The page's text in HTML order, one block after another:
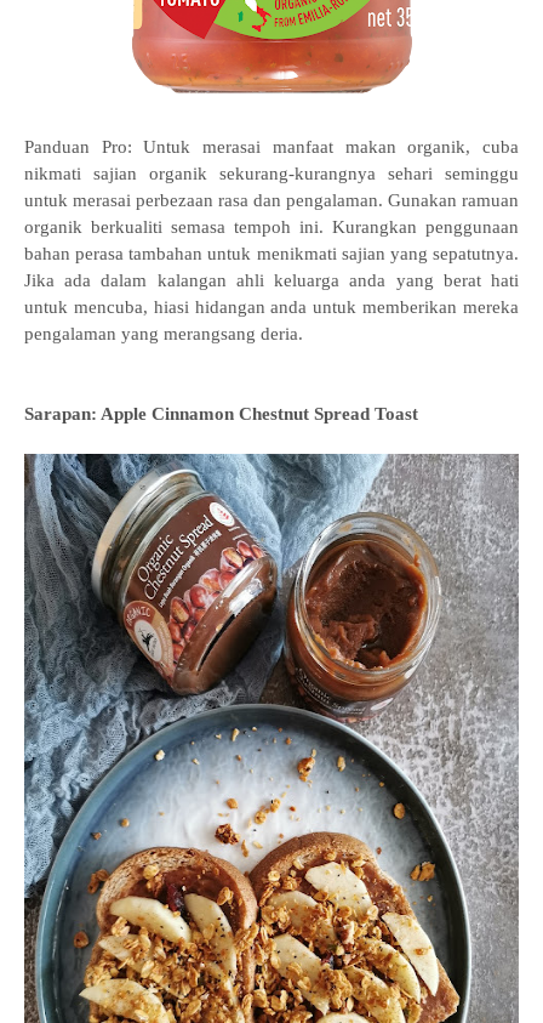
Panduan Pro: Untuk merasai manfaat makan organik, cuba
nikmati sajian organik sekurang-kurangnya sehari seminggu
untuk merasai perbezaan rasa dan pengalaman. Gunakan ramuan
organik berkualiti semasa tempoh ini. Kurangkan penggunaan
bahan perasa tambahan untuk menikmati sajian yang sepatutnya.
Jika ada dalam kalangan ahli keluarga anda yang berat hati
untuk mencuba, hiasi hidangan anda untuk memberikan mereka
pengalaman yang merangsang deria.
Sarapan: Apple Cinnamon Chestnut Spread Toast